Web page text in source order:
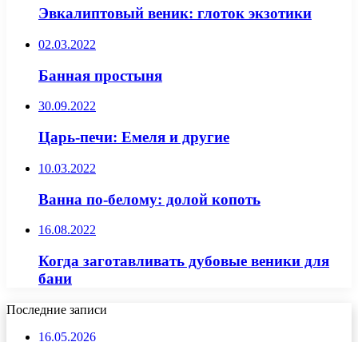
Эвкалиптовый веник: глоток экзотики
02.03.2022
Банная простыня
30.09.2022
Царь-печи: Емеля и другие
10.03.2022
Ванна по-белому: долой копоть
16.08.2022
Когда заготавливать дубовые веники для
бани
Последние записи
16.05.2026